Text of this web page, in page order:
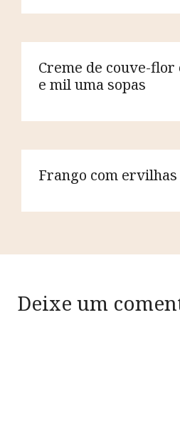
Creme de couve-flor
e mil uma sopas
Frango com ervilhas
Deixe um